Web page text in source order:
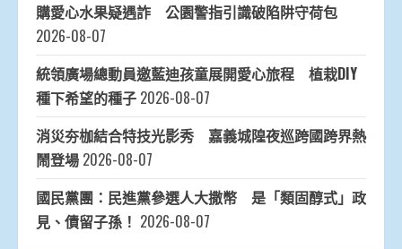
購愛心水果疑遇詐 公園警指引識破陷阱守荷包
2026-08-07
統領廣場總動員邀藍迪孩童展開愛心旅程 植栽DIY
種下希望的種子 2026-08-07
消災夯枷結合特技光影秀 嘉義城隍夜巡跨國跨界熱
鬧登場 2026-08-07
國民黨團：民進黨參選人大撒幣 是「類固醇式」政
見、債留子孫！ 2026-08-07